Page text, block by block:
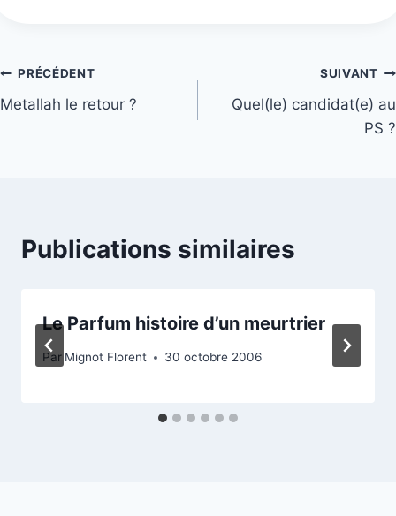
Navigation
de
PRÉCÉDENT
Metallah le retour ?
SUIVANT
Quel(le) candidat(e) au
PS ?
Publications similaires
Le Parfum histoire d’un meurtrier
Par Mignot Florent 30 octobre 2006